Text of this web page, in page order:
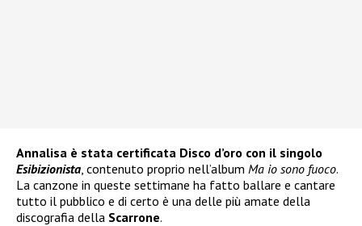
Annalisa è stata certificata Disco d’oro con il singolo
Esibizionista , contenuto proprio nell’album Ma io sono fuoco.
La canzone in queste settimane ha fatto ballare e cantare
tutto il pubblico e di certo è una delle più amate della
discografia della Scarrone.